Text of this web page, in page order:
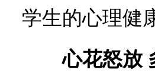
学生的心理健
心花怒放